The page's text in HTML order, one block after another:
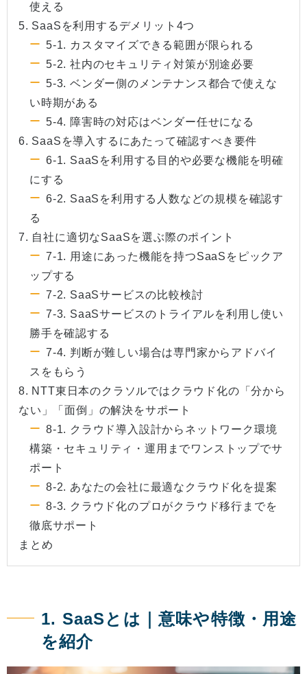
使える
5. SaaSを利用するデメリット4つ
5-1. カスタマイズできる範囲が限られる
5-2. 社内のセキュリティ対策が別途必要
5-3. ベンダー側のメンテナンス都合で使えな
い時期がある
5-4. 障害時の対応はベンダー任せになる
6. SaaSを導入するにあたって確認すべき要件
6-1. SaaSを利用する目的や必要な機能を明確
にする
6-2. SaaSを利用する人数などの規模を確認す
る
7. 自社に適切なSaaSを選ぶ際のポイント
7-1. 用途にあった機能を持つSaaSをピックア
ップする
7-2. SaaSサービスの比較検討
7-3. SaaSサービスのトライアルを利用し使い
勝手を確認する
7-4. 判断が難しい場合は専門家からアドバイ
スをもらう
8. NTT東日本のクラソルではクラウド化の「分から
ない」「面倒」の解決をサポート
8-1. クラウド導入設計からネットワーク環境
構築・セキュリティ・運用までワンストップでサ
ポート
8-2. あなたの会社に最適なクラウド化を提案
8-3. クラウド化のプロがクラウド移行までを
徹底サポート
まとめ
1. SaaSとは｜意味や特徴・用途
を紹介